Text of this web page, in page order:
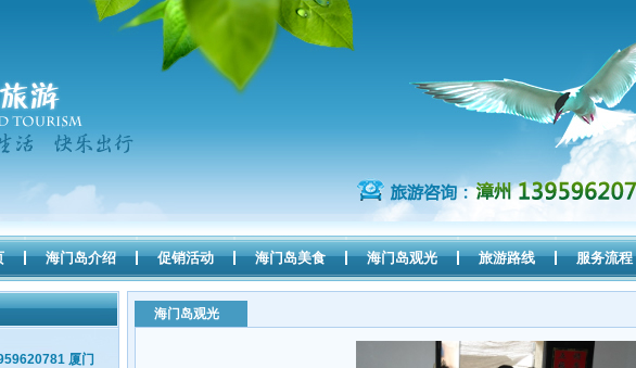
海门岛介绍 促销活动 海门岛美食 海门岛观光 旅游路线 服务流程
厦门
海门岛观光